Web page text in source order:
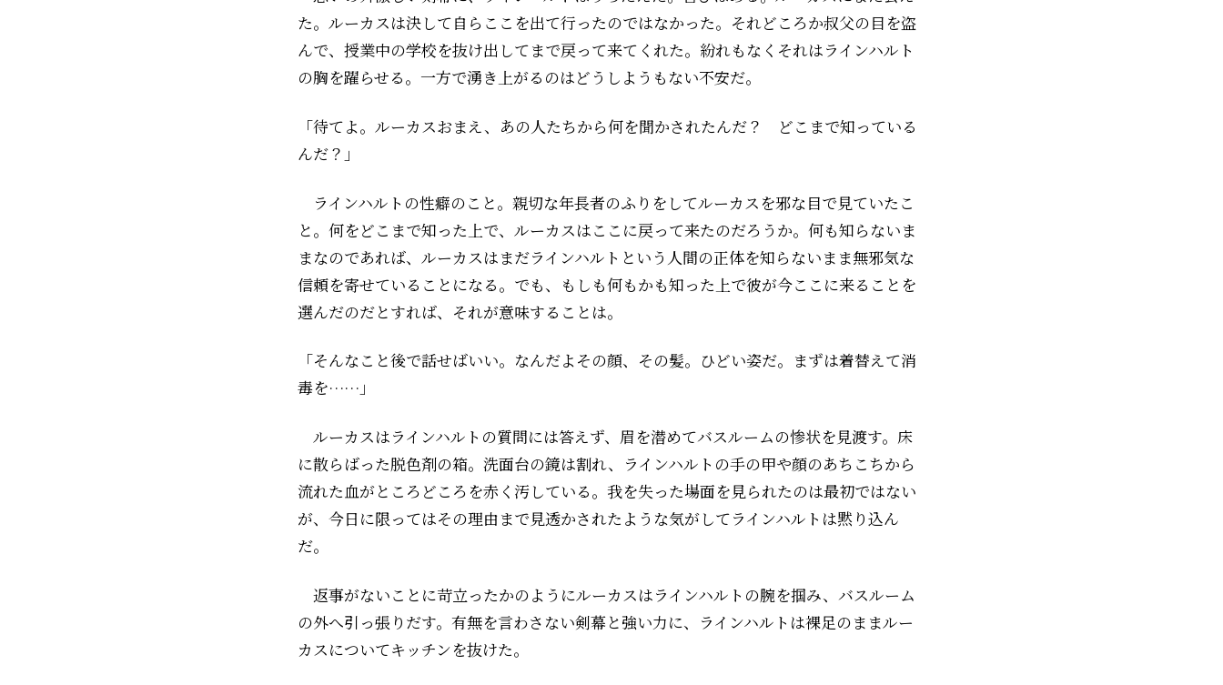
た。ルーカスは決して自らここを出て行ったのではなかった。それどころか叔父の目を盗
んで、授業中の学校を抜け出してまで戻って来てくれた。紛れもなくそれはラインハルト
の胸を躍らせる。一方で湧き上がるのはどうしようもない不安だ。
「待てよ。ルーカスおまえ、あの人たちから何を聞かされたんだ？ どこまで知っている
んだ？」
ラインハルトの性癖のこと。親切な年長者のふりをしてルーカスを邪な目で見ていたこ
と。何をどこまで知った上で、ルーカスはここに戻って来たのだろうか。何も知らないま
まなのであれば、ルーカスはまだラインハルトという人間の正体を知らないまま無邪気な
信頼を寄せていることになる。でも、もしも何もかも知った上で彼が今ここに来ることを
選んだのだとすれば、それが意味することは――。
「そんなこと後で話せばいい。なんだよその顔、その髪。ひどい姿だ。まずは着替えて消
毒を……」
ルーカスはラインハルトの質問には答えず、眉を潜めてバスルームの惨状を見渡す。床
に散らばった脱色剤の箱。洗面台の鏡は割れ、ラインハルトの手の甲や顔のあちこちから
流れた血がところどころを赤く汚している。我を失った場面を見られたのは最初ではない
が、今日に限ってはその理由まで見透かされたような気がしてラインハルトは黙り込ん
だ。
返事がないことに苛立ったかのようにルーカスはラインハルトの腕を掴み、バスルーム
の外へ引っ張りだす。有無を言わさない剣幕と強い力に、ラインハルトは裸足のままルー
カスについてキッチンを抜けた。